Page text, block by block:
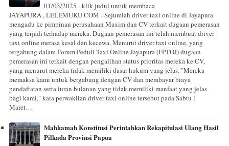
01/03/2025 - klik judul untuk membaca
JAYAPURA , LELEMUKU.COM - Sejumlah driver taxi online di Jayapura
mengadu ke pimpinan perusahaan Maxim dan CV terkait dugaan pemerasan
yang terjadi terhadap mereka. Dugaan pemerasan ini telah membuat driver
taxi online merasa kesal dan kecewa. Menurut driver taxi online, yang
tergabung dalam Forum Peduli Taxi Online Jayapura (FPTOJ) dugaan
pemerasan ini terkait dengan pengalihan status prioritas mereka ke CV,
yang menurut mereka tidak memiliki dasar hukum yang jelas. "Mereka
memaksa kami untuk bergabung dengan CV dan membayar biaya
pendaftaran serta iuran bulanan yang tidak memiliki manfaat yang jelas
bagi kami," kata perwakilan driver taxi online tersebut pada Sabtu 1
Maret…
Mahkamah Konstitusi Perintahkan Rekapitulasi Ulang Hasil
Pilkada Provinsi Papua